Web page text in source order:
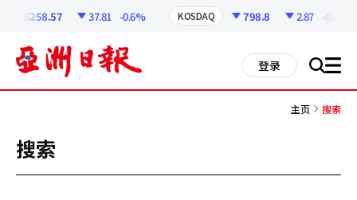
6258.57 37.81 -0.6% KOSDAQ 798.8 2.87 -0.36%
登录 搜 all
主页 搜索
搜索